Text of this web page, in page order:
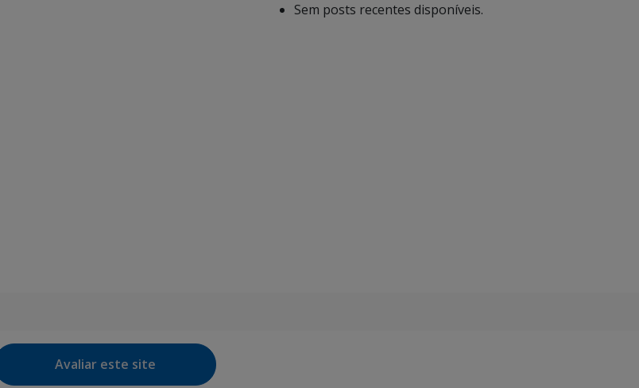
Sem posts recentes disponíveis.
Avaliar este site